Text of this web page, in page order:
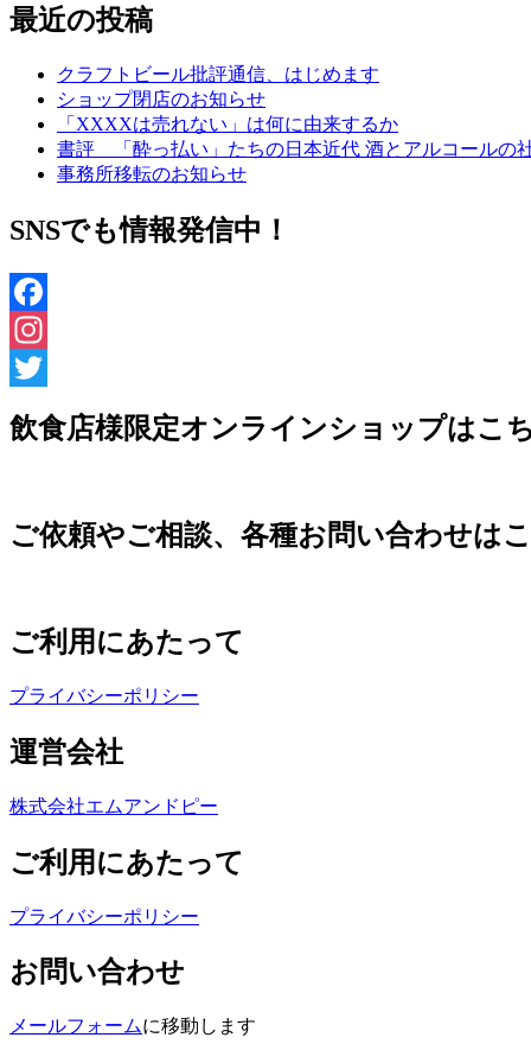
最近の投稿
クラフトビール批評通信、はじめます
ショップ閉店のお知らせ
「XXXXは売れない」は何に由来するか
書評 「酔っ払い」たちの日本近代 酒とアルコールの
事務所移転のお知らせ
SNSでも情報発信中！
Facebook
Instagram
飲食店様限定オンラインショップはこ
ご依頼やご相談、各種お問い合わせは
ご利用にあたって
プライバシーポリシー
運営会社
株式会社エムアンドピー
ご利用にあたって
プライバシーポリシー
お問い合わせ
メールフォームに移動します